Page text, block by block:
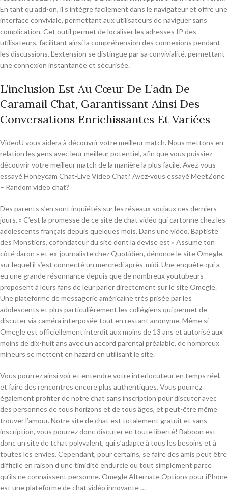
En tant qu’add-on, il s’intègre facilement dans le navigateur et offre une
interface conviviale, permettant aux utilisateurs de naviguer sans
complication. Cet outil permet de localiser les adresses IP des
utilisateurs, facilitant ainsi la compréhension des connexions pendant
les discussions. L’extension se distingue par sa convivialité, permettant
une connexion instantanée et sécurisée.
L’inclusion Est Au Cœur De L’adn De
Caramail Chat, Garantissant Ainsi Des
Conversations Enrichissantes Et Variées
VideoU vous aidera à découvrir votre meilleur match. Nous mettons en
relation les gens avec leur meilleur potentiel, afin que vous puissiez
découvrir votre meilleur match de la manière la plus facile. Avez-vous
essayé Honeycam Chat-Live Video Chat? Avez-vous essayé MeetZone
– Random video chat?
Des parents s’en sont inquiétés sur les réseaux sociaux ces derniers
jours. » C’est la promesse de ce site de chat vidéo qui cartonne chez les
adolescents français depuis quelques mois. Dans une vidéo, Baptiste
des Monstiers, cofondateur du site dont la devise est « Assume ton
côté daron » et ex-journaliste chez Quotidien, dénonce le site Omegle,
sur lequel il s’est connecté un mercredi après-midi. Une enquête qui a
eu une grande résonnance depuis que de nombreux youtubeurs
proposent à leurs fans de leur parler directement sur le site Omegle.
Une plateforme de messagerie américaine très prisée par les
adolescents et plus particulièrement les collégiens qui permet de
discuter via caméra interposée tout en restant anonyme. Même si
Omegle est officiellement interdit aux moins de 13 ans et autorisé aux
moins de dix-huit ans avec un accord parental préalable, de nombreux
mineurs se mettent en hazard en utilisant le site.
Vous pourrez ainsi voir et entendre votre interlocuteur en temps réel,
et faire des rencontres encore plus authentiques. Vous pourrez
également profiter de notre chat sans inscription pour discuter avec
des personnes de tous horizons et de tous âges, et peut-être même
trouver l’amour. Notre site de chat est totalement gratuit et sans
inscription, vous pourrez donc discuter en toute liberté! Baboon est
donc un site de tchat polyvalent, qui s’adapte à tous les besoins et à
toutes les envies. Cependant, pour certains, se faire des amis peut être
difficile en raison d’une timidité endurcie ou tout simplement parce
qu’ils ne connaissent personne. Omegle Alternate Options pour iPhone
est une plateforme de chat vidéo innovante …